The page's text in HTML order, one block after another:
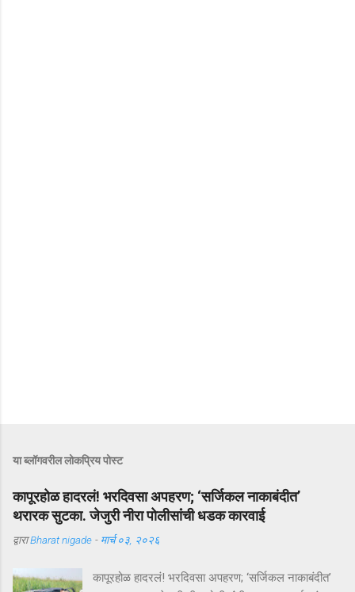
या ब्लॉगवरील लोकप्रिय पोस्ट
कापूरहोळ हादरलं! भरदिवसा अपहरण; ‘सर्जिकल नाकाबंदीत’
थरारक सुटका. जेजुरी नीरा पोलीसांंची धडक कारवाई
द्वाराBharat nigade - मार्च ०३, २०२६
कापूरहोळ हादरलं! भरदिवसा अपहरण; ‘सर्जिकल नाकाबंदीत’